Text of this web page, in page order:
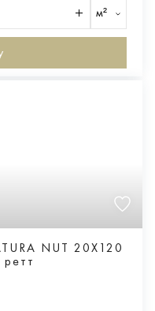
м²
NUT 20X120